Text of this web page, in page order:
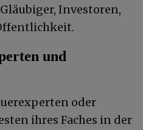
Investoren,
und
oder
ihres Faches in der